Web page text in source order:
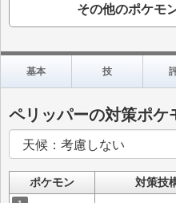
その他のポケモ
基本 技
ペリッパーの対策ポケ
ポケモン 対策技